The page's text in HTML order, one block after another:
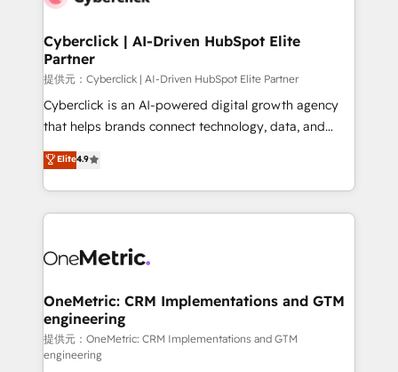
Cyberclick | AI-Driven HubSpot Elite
Partner
提供元：Cyberclick | AI-Driven HubSpot Elite Partner
Cyberclick is an AI-powered digital growth agency
that helps brands connect technology, data, and
creativity to achieve measurable results. Founded in
Barcelona and operating across Spain, LATAM, and
the UK, we support global companies in building
smarter marketing, sales, and customer success
Iberia (Spain & Portugal), we combine human insight
growth. Our multidisciplinary team designs solutions
that simplify complexity, boost performance, and
turn innovation into real impact. 🌍 Highlights •
HubSpot Partner since 2012 • 2022 EMEA Impact
Elite4.9
OneMetric: CRM Implementations and GTM
engineering
提供元：OneMetric: CRM Implementations and GTM
engineering